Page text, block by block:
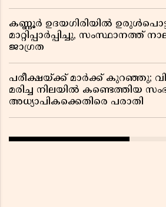
കണ്ണൂർ ഉദയഗിരിയിൽ
മാറ്റിപ്പാർപ്പിച്ചു, സംസ്ഥാനത്ത്
ജാഗ്രത
പരീക്ഷയ്ക്ക് മാർക്ക് കുറഞ്ഞു;
മരിച്ച നിലയിൽ കണ്ടെത്തിയ
അധ്യാപികക്കെതിരെ പരാതി